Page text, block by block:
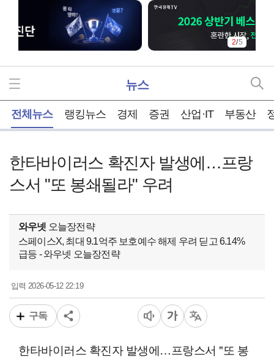
2/5
뉴스
전체뉴스 랭킹뉴스 경제 증권 산업·IT 부동산
한타바이러스 확진자 발생에…프랑
스서 "또 봉쇄될라" 우려
와우넷 오늘장전략
스페이스X, 최대 9.1억주 보호예수 해제 우려 딛고 6.14%
급등 - 와우넷 오늘장전략
입력2026-05-12 22:19
구독
한타바이러스 확진자 발생에…프랑스서 "또 봉